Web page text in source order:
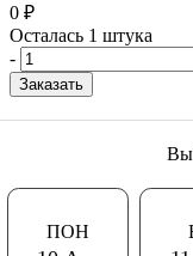
0 ₽
Осталась 1 штука
-
Заказать
ПОН